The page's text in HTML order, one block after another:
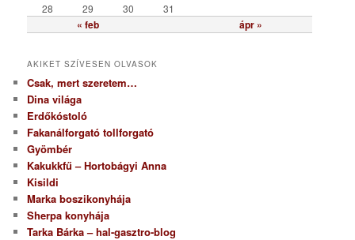
« feb ápr »
28
29 30 31
AKIKET SZÍVESEN OLVASOK
Csak, mert szeretem…
Dina világa
Erdőkóstoló
Fakanálforgató tollforgató
Gyömbér
Kakukkfű – Hortobágyi Anna
Kisildi
Marka boszikonyhája
Sherpa konyhája
Tarka Bárka – hal-gasztro-blog